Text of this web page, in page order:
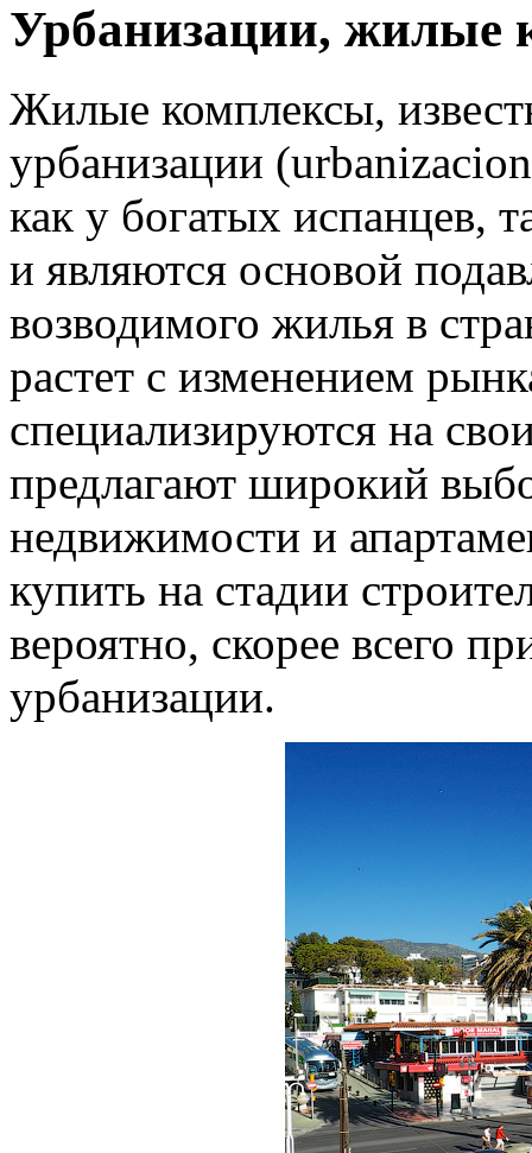
Урбанизации, жилые
Жилые комплексы,
урбанизации
как у богатых испанцев,
и являются основой
возводимого жилья в
растет с изменением
специализируются на
предлагают широкий
недвижимости и
купить на стадии
вероятно, скорее всего
урбанизации.